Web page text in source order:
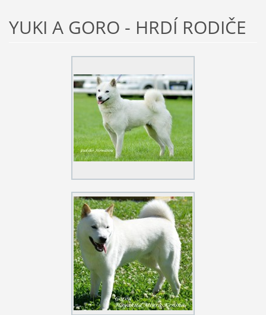
YUKI A GORO - HRDÍ RODIČE